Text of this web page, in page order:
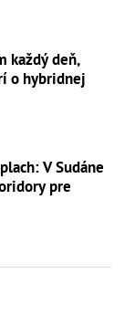
každý deň,
o hybridnej
V Sudáne
pre